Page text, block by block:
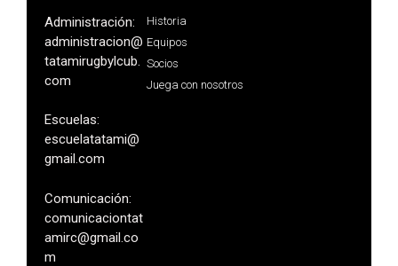
Administración:
administracion@
tatamirugbylcub.
com
Escuelas:
escuelatatami@
gmail.com
Comunicación:
comunicaciontat
amirc@gmail.co
m
Historia
Equipos
Socios
Juega con nosotros